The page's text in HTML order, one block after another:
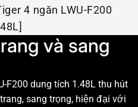
4 ngăn LWU-F200
và sang
F200 dung tích 1.48L thu hút
sang trọng, hiện đại với